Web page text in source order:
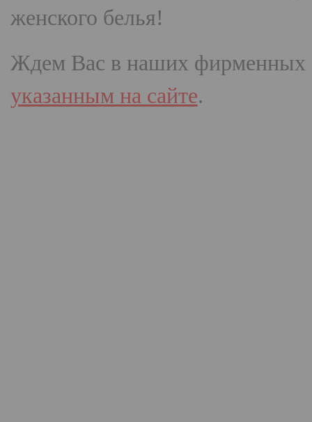
женского белья!
Ждем Вас в наших фирменных
указанным на сайте.